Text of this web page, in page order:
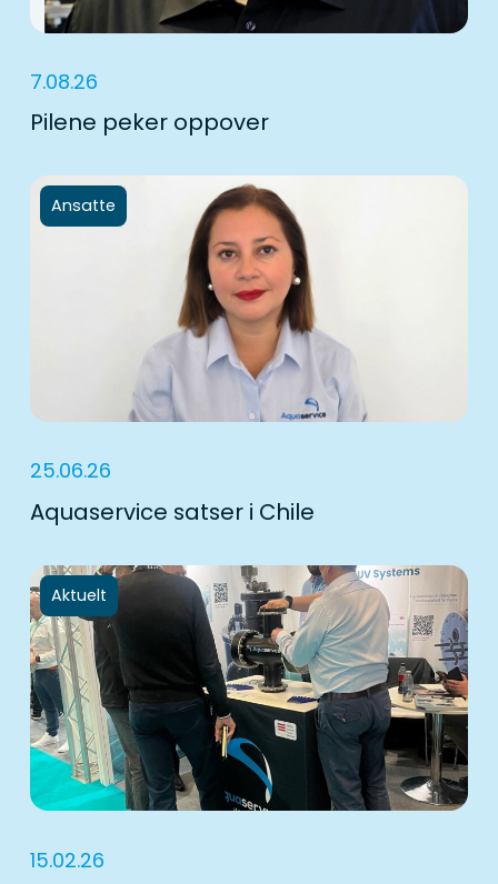
7.08.26
Pilene peker oppover
Ansatte
25.06.26
Aquaservice satser i Chile
Aktuelt
15.02.26